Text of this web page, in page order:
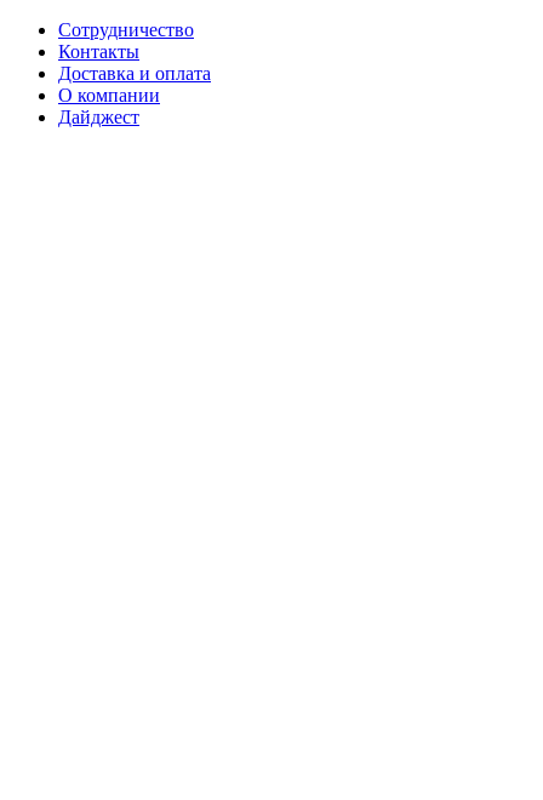
Сотрудничество
Контакты
Доставка и оплата
О компании
Дайджест